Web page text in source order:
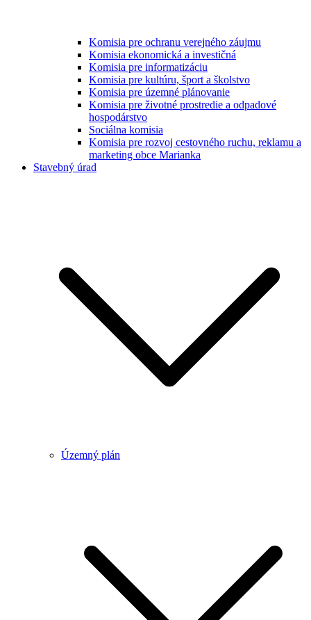
Komisia pre ochranu verejného záujmu
Komisia ekonomická a investičná
Komisia pre informatizáciu
Komisia pre kultúru, šport a školstvo
Komisia pre územné plánovanie
Komisia pre životné prostredie a odpadové
hospodárstvo
Sociálna komisia
Komisia pre rozvoj cestovného ruchu, reklamu a
marketing obce Marianka
Stavebný úrad
Územný plán